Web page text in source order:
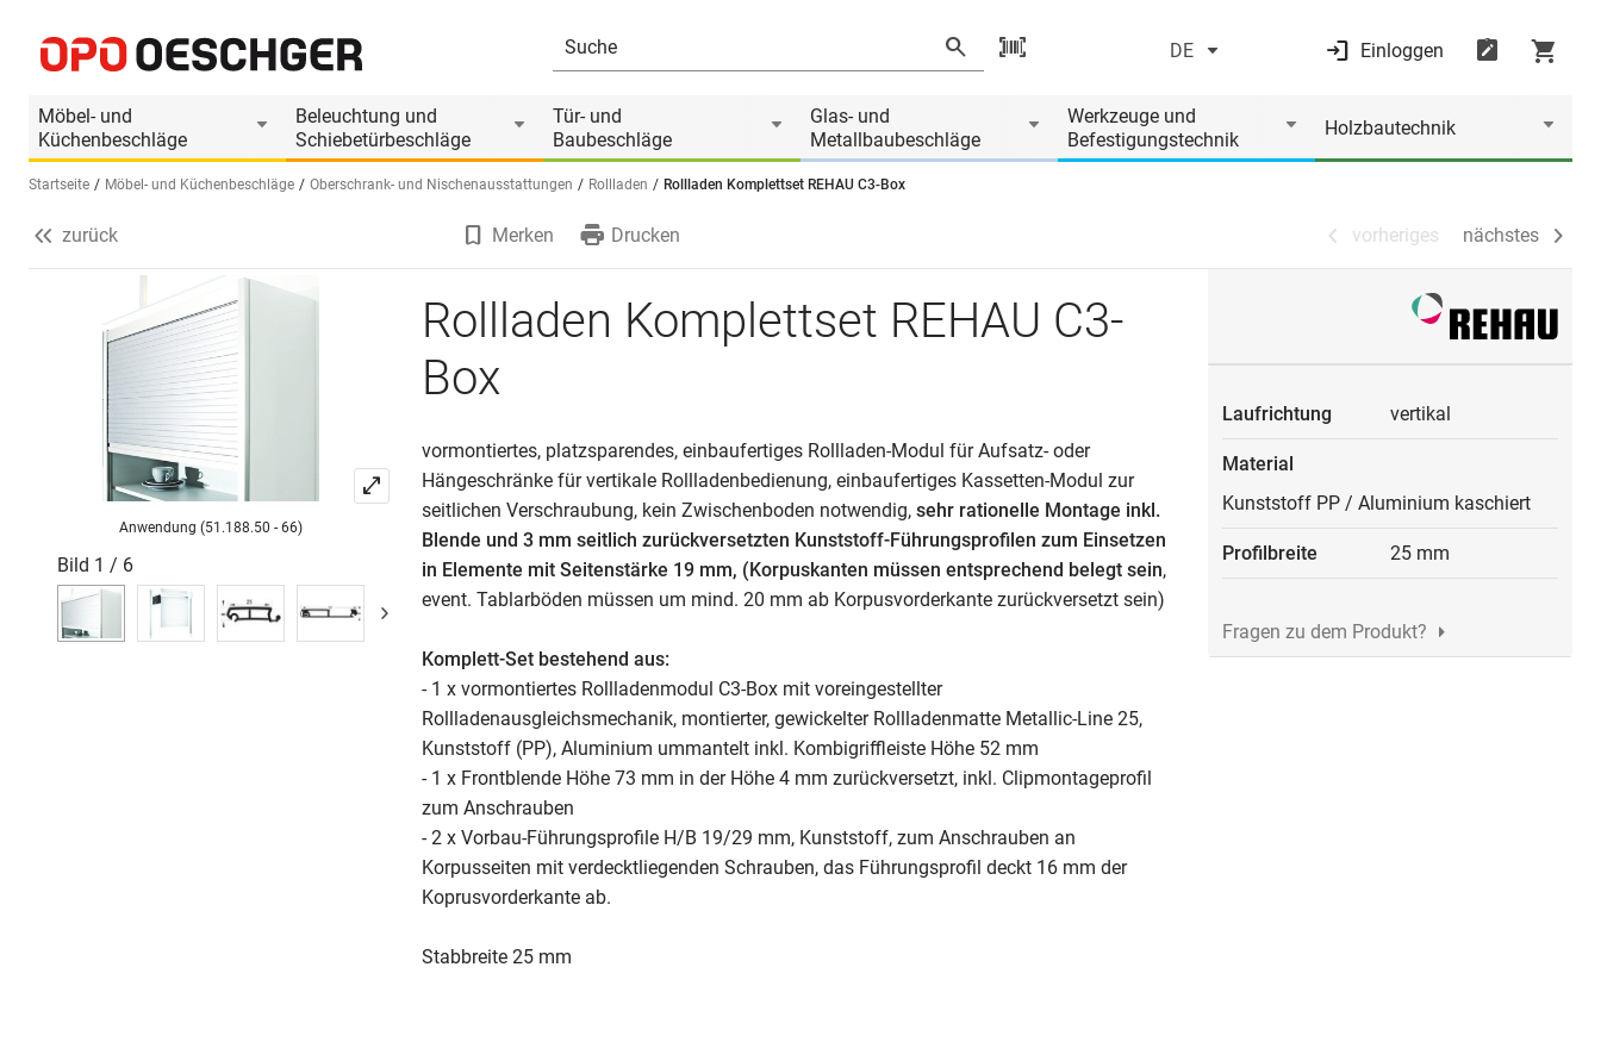
DE Einloggen
Möbel- und
Küchenbeschläge
Beleuchtung und
Schiebetürbeschläge
Tür- und
Baubeschläge
Glas- und
Metallbaubeschläge
Werkzeuge und
Befestigungstechnik
Holzbautechnik
Sprache wählen (DE)
Startseite Möbel- und Küchenbeschläge Oberschrank- und Nischenausstattungen Rollladen Rollladen Komplettset REHAU C3-Box
Produktinformationen
Passendes Zubehör vorheriges nächstes
zurück Merken Drucken vorheriges nächstes
Anwendung (51.188.50 - 66)
Bild 1 / 6
Rollladen Komplettset REHAU C3-
Box
vormontiertes, platzsparendes, einbaufertiges Rollladen-Modul für Aufsatz- oder
Hängeschränke für vertikale Rollladenbedienung, einbaufertiges Kassetten-Modul zur
seitlichen Verschraubung, kein Zwischenboden notwendig, sehr rationelle Montage inkl.
Blende und 3 mm seitlich zurückversetzten Kunststoff-Führungsprofilen zum Einsetzen
in Elemente mit Seitenstärke 19 mm, (Korpuskanten müssen entsprechend belegt sein,
event. Tablarböden müssen um mind. 20 mm ab Korpusvorderkante zurückversetzt sein)
Komplett-Set bestehend aus:
- 1 x vormontiertes Rollladenmodul C3-Box mit voreingestellter
Rollladenausgleichsmechanik, montierter, gewickelter Rollladenmatte Metallic-Line 25,
Kunststoff (PP), Aluminium ummantelt inkl. Kombigriffleiste Höhe 52 mm
- 1 x Frontblende Höhe 73 mm in der Höhe 4 mm zurückversetzt, inkl. Clipmontageprofil
zum Anschrauben
- 2 x Vorbau-Führungsprofile H/B 19/29 mm, Kunststoff, zum Anschrauben an
Korpusseiten mit verdecktliegenden Schrauben, das Führungsprofil deckt 16 mm der
Koprusvorderkante ab.
Stabbreite 25 mm
Laufrichtung vertikal
Material
Kunststoff PP / Aluminium kaschiert
Profilbreite 25 mm
Fragen zu dem Produkt?